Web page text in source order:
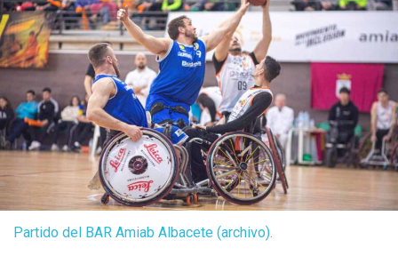
Partido del BAR Amiab Albacete (archivo).